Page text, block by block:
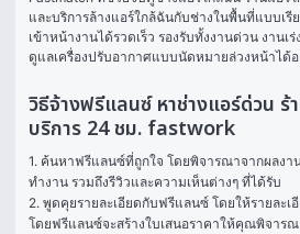
และบริการล้างแอร์ใกล้ฉันกับช่างในพื้นที่แบบเรี
เข้าหน้างานได้รวดเร็ว รองรับทั้งงานด่วน งานเ
ดูแลเครื่องปรับอากาศแบบนัดหมายล่วงหน้าได้
วิธีจ้างฟรีแลนซ์ หาช่างแอร์ด่วน
บริการ 24 ชม. fastwork
1. ค้นหาฟรีแลนซ์ที่ถูกใจ โดยพิจารณาจากผลง
ทำงาน รวมถึงรีวิวและความเห็นต่างๆ ที่ได้รับ
2. พูดคุยรายละเอียดกับฟรีแลนซ์ โดยให้รายละ
โดยฟรีแลนซ์จะสร้างใบเสนอราคาให้คุณพิจารณ